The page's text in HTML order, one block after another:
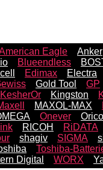
Eagle Anker
Blueendless
Edimax Electra
Gold Tool GP
KesherOr Kingston
MAXOL-MAX
Onever Orico
RICOH RiDATA
shagiv SIGMA
Toshiba-
Digital WORX